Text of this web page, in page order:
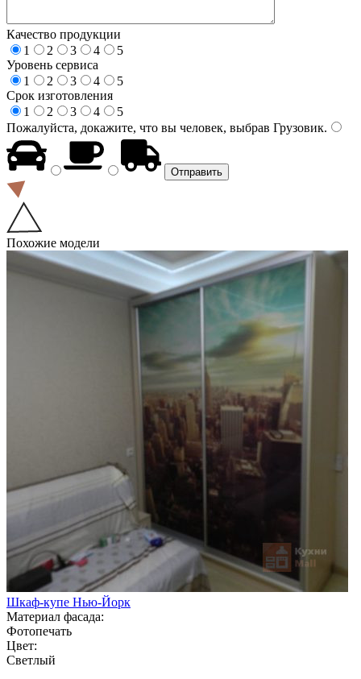
Качество продукции
1
2 3 4
5
Уровень сервиса
1
2 3 4
5
Срок изготовления
1
2 3 4
5
Пожалуйста, докажите, что вы человек, выбрав Грузовик.
Похожие модели
Шкаф-купе Нью-Йорк
Материал фасада:
Фотопечать
Цвет:
Светлый